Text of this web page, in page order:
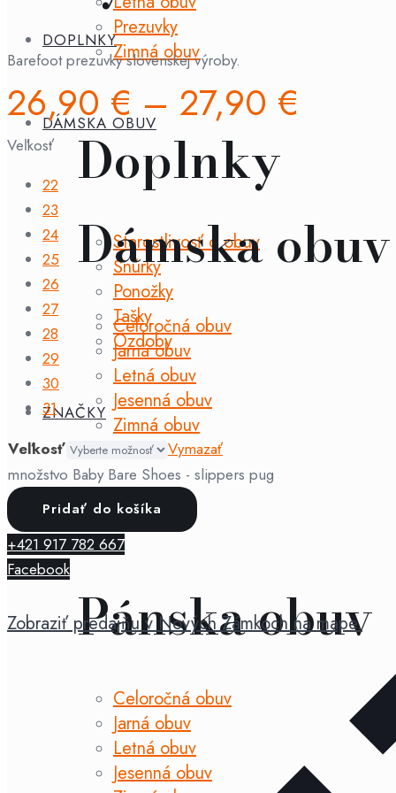
DOPLNKY
Doplnky
Starostlivosť o obuv
Šnúrky
Ponožky
Tašky
Ozdoby
ZNAČKY
Prezuvky
Zimná obuv
DÁMSKA OBUV
Dámska obuv
Celoročná obuv
Jarná obuv
Letná obuv
Jesenná obuv
Zimná obuv
Pánska obuv
Celoročná obuv
Jarná obuv
Letná obuv
Jesenná obuv
Barefoot prezuvky slovenskej výroby.
26,90€ – 27,90 €
Veľkosť
22
23
24
25
26
27
28
29
30
31
Veľkosť
Vymazať
množstvo Baby Bare Shoes - slippers pug
Pridať do košíka
+421 917 782 667
Facebook
Zobraziť predajňu v Nových Zámkoch na mape.